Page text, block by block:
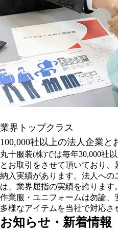
業界トップクラス
100,000社以上の法人企業と
丸十服装(株)では毎年30,000社
とお取引をさせて頂いており
納入実績があります。法人へ
は、業界屈指の実績を誇ります。
作業服・ユニフォームは勿論
多様なアイテムを当社で対応さ
お知らせ・新着情報